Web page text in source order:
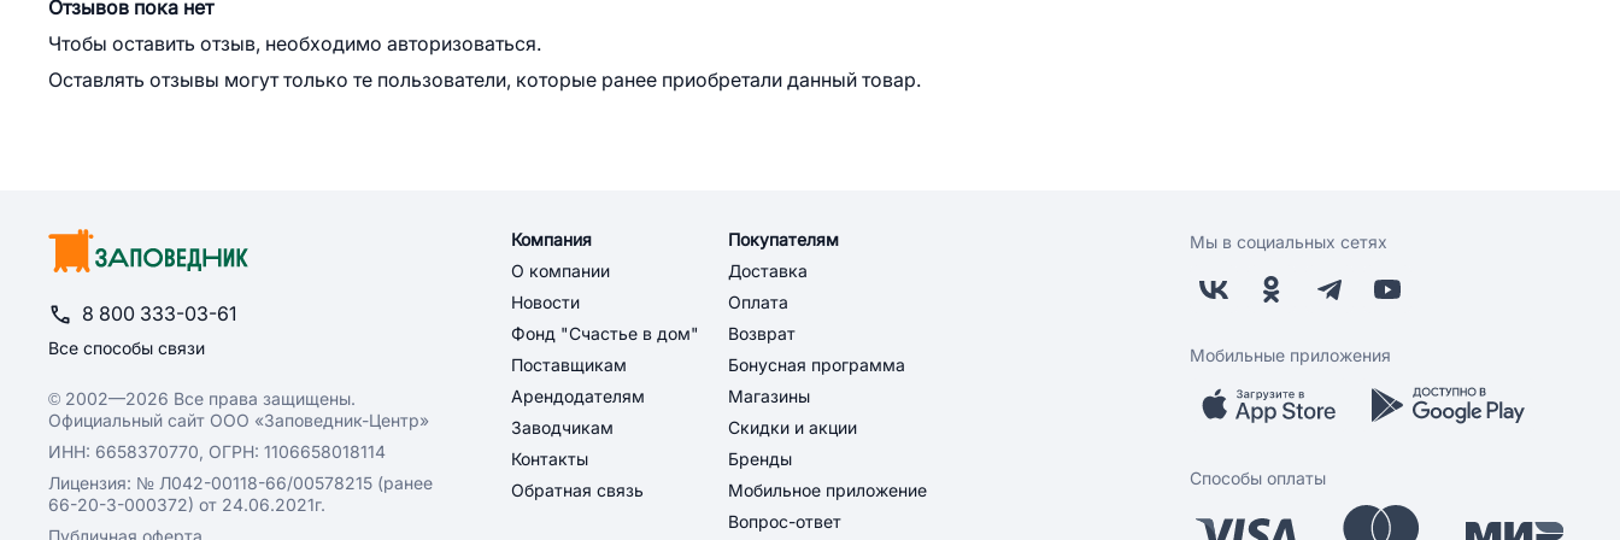
Отзывов пока нет
Чтобы оставить отзыв, необходимо авторизоваться.
Оставлять отзывы могут только те пользователи, которые ранее приобретали данный товар.
8 800 333-03-61
Все способы связи
© 2002—2026 Все права защищены.
Официальный сайт ООО «Заповедник-Центр»
ИНН: 6658370770, ОГРН: 1106658018114
Лицензия: № Л042-00118-66/00578215 (ранее
66-20-3-000372) от 24.06.2021г.
Компания
О компании
Новости
Фонд "Счастье в дом"
Поставщикам
Арендодателям
Заводчикам
Контакты
Обратная связь
Покупателям
Доставка
Оплата
Возврат
Бонусная программа
Магазины
Скидки и акции
Бренды
Мобильное приложение
Вопрос-ответ
Мы в социальных сетях
Мобильные приложения
Способы оплаты